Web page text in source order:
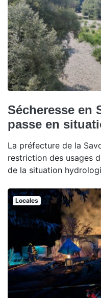
Sécheresse en
passe en
La préfecture de la
restriction des usages
de la situation
Locales